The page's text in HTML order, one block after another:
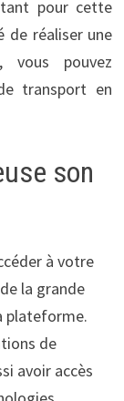
pour cette
de réaliser une
vous pouvez
transport en
son
à votre
la grande
plateforme.
de
avoir accès